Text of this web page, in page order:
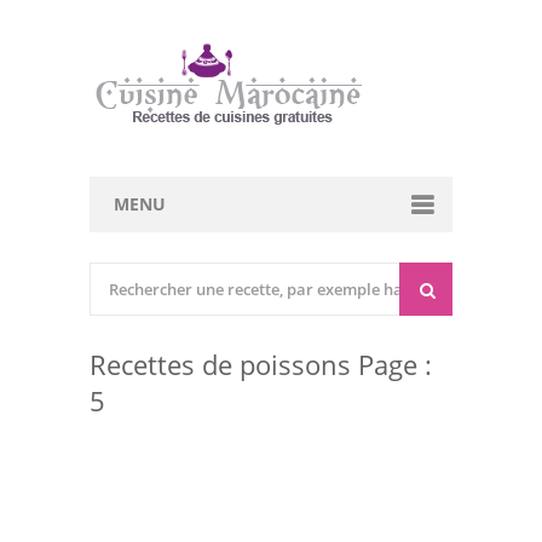
MENU
Entrées Froides
Recettes de poissons Page :
5